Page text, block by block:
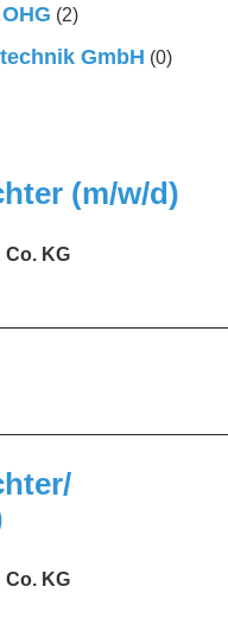
(2)
GmbH (0)
(m/w/d)
Co. KG
Co. KG